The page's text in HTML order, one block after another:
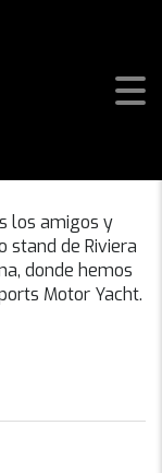
los amigos y
stand de Riviera
donde hemos
Motor Yacht.